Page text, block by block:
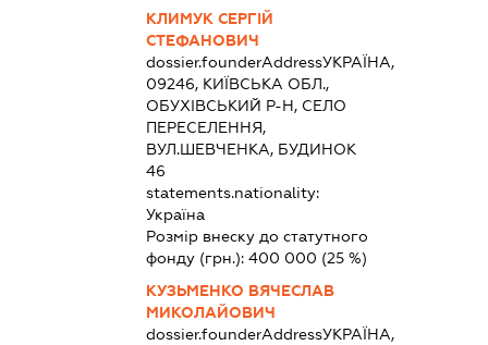
КЛИМУК СЕРГІЙ
СТЕФАНОВИЧ
dossier.founderAddressУКРАЇНА,
09246, КИЇВСЬКА ОБЛ.,
ОБУХІВСЬКИЙ Р-Н, СЕЛО
ПЕРЕСЕЛЕННЯ,
ВУЛ.ШЕВЧЕНКА, БУДИНОК
46
statements.nationality:
Україна
Розмір внеску до статутного
фонду (грн.): 400 000 (25 %)
КУЗЬМЕНКО ВЯЧЕСЛАВ
МИКОЛАЙОВИЧ
dossier.founderAddressУКРАЇНА,